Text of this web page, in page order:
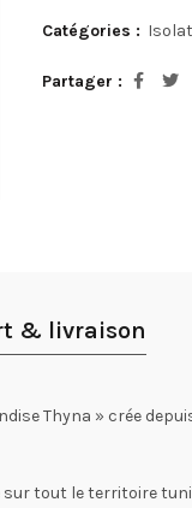
Catégories :
Partager
& livraison
Thyna » crée
tout le territoire